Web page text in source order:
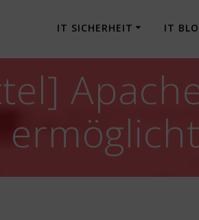
IT SICHERHEIT IT